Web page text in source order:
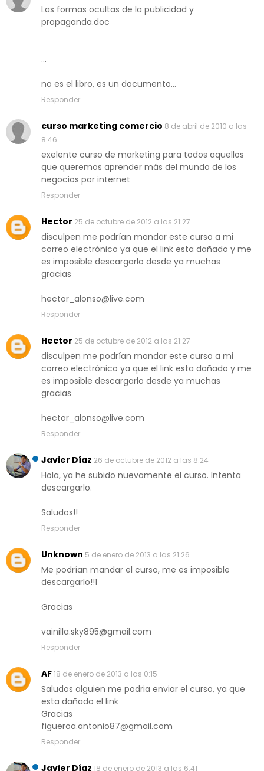
Las formas ocultas de la publicidad y
propaganda.doc
...
no es el libro, es un documento...
Responder
curso marketing comercio 8 de abril de 2010 a las
8:46
exelente curso de marketing para todos aquellos
que queremos aprender más del mundo de los
negocios por internet
Responder
Hector 25 de octubre de 2012 a las 21:27
disculpen me podrían mandar este curso a mi
correo electrónico ya que el link esta dañado y me
es imposible descargarlo desde ya muchas
gracias
hector_alonso@live.com
Responder
Hector 25 de octubre de 2012 a las 21:27
disculpen me podrían mandar este curso a mi
correo electrónico ya que el link esta dañado y me
es imposible descargarlo desde ya muchas
gracias
hector_alonso@live.com
Responder
Javier Díaz 26 de octubre de 2012 a las 8:24
Hola, ya he subido nuevamente el curso. Intenta
descargarlo.
Saludos!!
Responder
Unknown 5 de enero de 2013 a las 21:26
Me podrían mandar el curso, me es imposible
descargarlo!!1
Gracias
vainilla.sky895@gmail.com
Responder
AF18 de enero de 2013 a las 0:15
Saludos alguien me podria enviar el curso, ya que
esta dañado el link
Gracias
figueroa.antonio87@gmail.com
Responder
Javier Díaz 18 de enero de 2013 a las 6:41